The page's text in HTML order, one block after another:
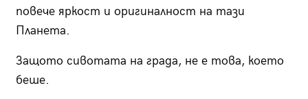
повече яркост и оригиналност на тази
Планета.
Защото сивотата на града, не е това, което
беше.